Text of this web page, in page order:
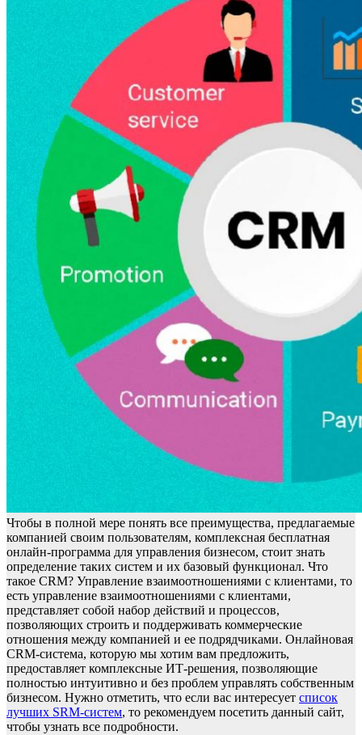
Чтобы в полной мере понять все преимущества, предлагаемые
компанией своим пользователям, комплексная бесплатная
онлайн-программа для управления бизнесом, стоит знать
определение таких систем и их базовый функционал. Что
такое CRM? Управление взаимоотношениями с клиентами, то
есть управление взаимоотношениями с клиентами,
представляет собой набор действий и процессов,
позволяющих строить и поддерживать коммерческие
отношения между компанией и ее подрядчиками. Онлайновая
CRM-система, которую мы хотим вам предложить,
предоставляет комплексные ИТ-решения, позволяющие
полностью интуитивно и без проблем управлять собственным
бизнесом. Нужно отметить, что если вас интересует список
лучших SRM-систем, то рекомендуем посетить данный сайт,
чтобы узнать все подробности.